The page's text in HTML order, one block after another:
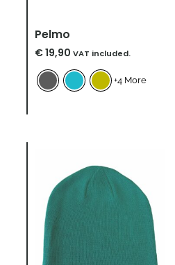
Pelmo
€19,90 VAT included.
+4 More